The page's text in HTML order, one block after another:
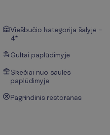
Viešbučio kategorija šalyje –
4*
Gultai paplūdimyje
Skėčiai nuo saulės
paplūdimyje
Pagrindinis restoranas